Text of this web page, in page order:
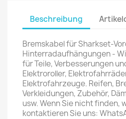
Beschreibung
Bremskabel für Sharkset-
Hinterradaufhängungen -
für Teile, Verbesserungen
Elektroroller,
Elektrofahrzeuge. Reifen,
Verkleidungen, Zubehör,
usw. Wenn Sie nicht finden,
kontaktieren Sie uns: